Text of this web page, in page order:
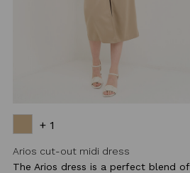
+ 1
Arios cut-out midi dress
The Arios dress is a perfect blend of